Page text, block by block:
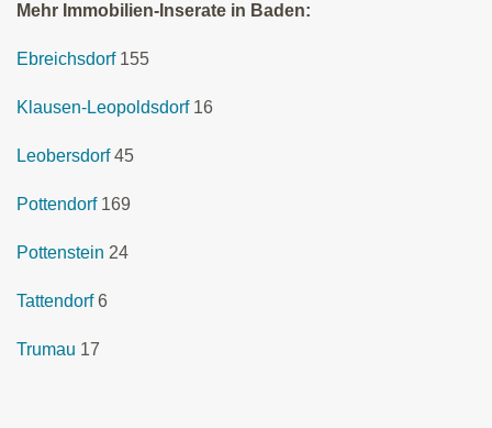
Mehr Immobilien-Inserate in Baden:
Ebreichsdorf 155
Klausen-Leopoldsdorf 16
Leobersdorf 45
Pottendorf 169
Pottenstein 24
Tattendorf 6
Trumau 17